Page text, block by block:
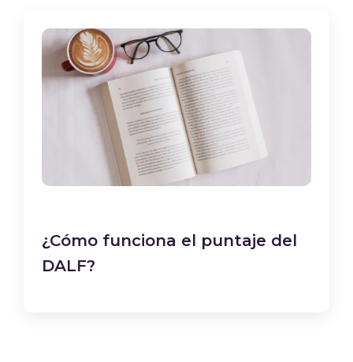
¿Cómo funciona el puntaje del
DALF?